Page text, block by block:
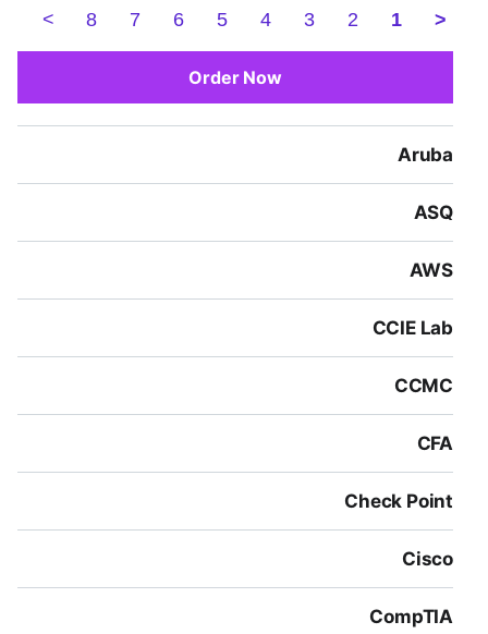
<
1
2
3
4
5
6
7
8
>
Order Now
Aruba
ASQ
AWS
CCIE Lab
CCMC
CFA
Check Point
Cisco
CompTIA